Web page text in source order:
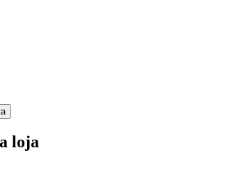
loja